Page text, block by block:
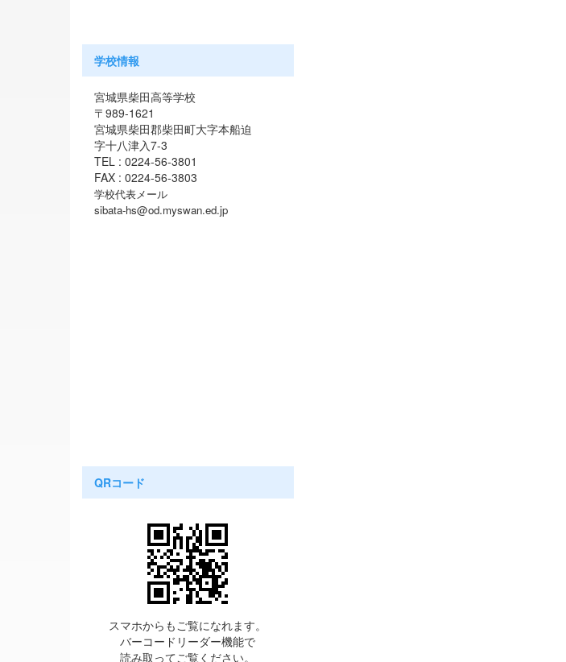
学校情報
宮城県柴田高等学校
〒989-1621
宮城県柴田郡柴田町大字本船迫
字十八津入7-3
TEL : 0224-56-3801
FAX : 0224-56-3803
学校代表メール
sibata-hs@od.myswan.ed.jp
QRコード
スマホからもご覧になれます。
バーコードリーダー機能で
読み取ってご覧ください。